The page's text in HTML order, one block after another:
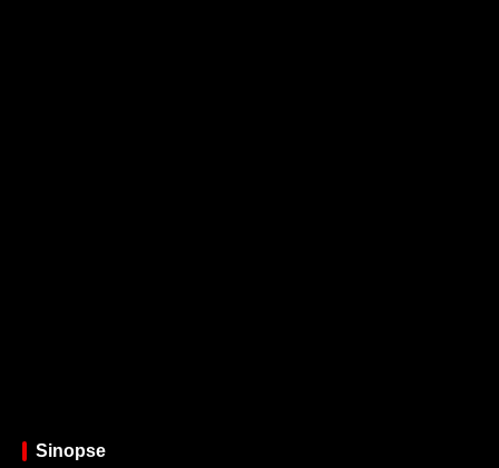
Sinopse